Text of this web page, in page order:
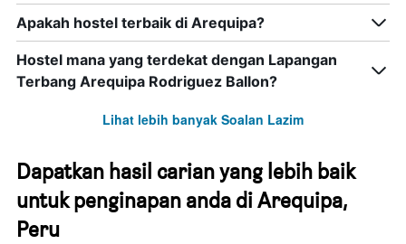
Apakah hostel terbaik di Arequipa?
Hostel mana yang terdekat dengan Lapangan
Terbang Arequipa Rodriguez Ballon?
Lihat lebih banyak Soalan Lazim
Dapatkan hasil carian yang lebih baik
untuk penginapan anda di Arequipa,
Peru